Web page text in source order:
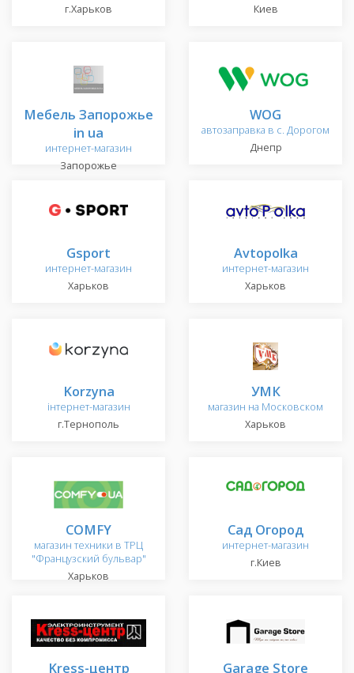
г.Харьков
Киев
Мебель Запорожье
in ua
интернет-магазин
Запорожье
WOG
автозаправка в с. Дорогом
Днепр
Gsport
интернет-магазин
Харьков
Avtopolka
интернет-магазин
Харьков
Korzyna
інтернет-магазин
г.Тернополь
УМК
магазин на Московском
Харьков
COMFY
магазин техники в ТРЦ
"Французский бульвар"
Харьков
Сад Огород
интернет-магазин
г.Киев
Kress-центр Garage Store